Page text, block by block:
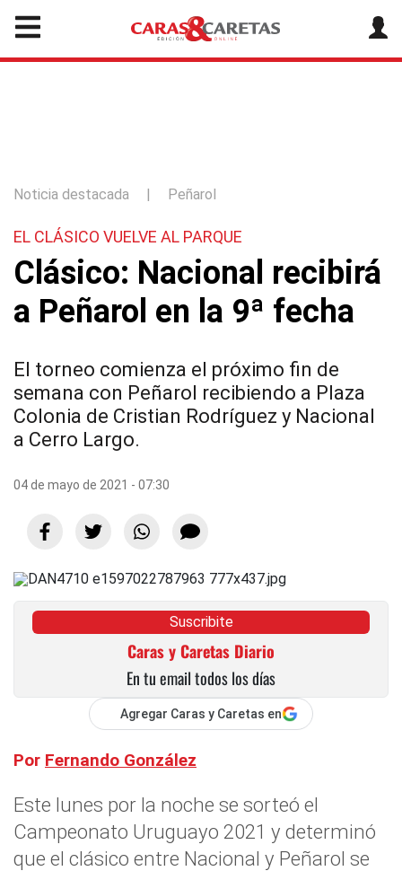
Noticia destacada | Peñarol
EL CLÁSICO VUELVE AL PARQUE
Clásico: Nacional recibirá
a Peñarol en la 9ª fecha
El torneo comienza el próximo fin de
semana con Peñarol recibiendo a Plaza
Colonia de Cristian Rodríguez y Nacional
a Cerro Largo.
04 de mayo de 2021 - 07:30
Suscribite
Caras y Caretas Diario
En tu email todos los días
Agregar Caras y Caretas en
Por Fernando González
Este lunes por la noche se sorteó el
Campeonato Uruguayo 2021 y determinó
que el clásico entre Nacional y Peñarol se